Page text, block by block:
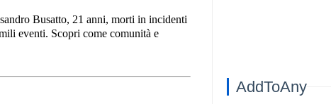
Busatto, 21 anni, morti in incidenti
eventi. Scopri come comunità e
AddToAny